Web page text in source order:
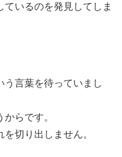
いるのを発見してしま
う言葉を待っていまし
らです。
切り出しません。